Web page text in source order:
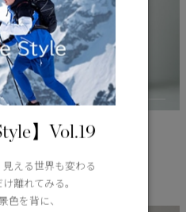
シャーロット パーカ
¥176,000（tax in）
】Vol.19
える世界も変わる
離れてみる。
色を背に、